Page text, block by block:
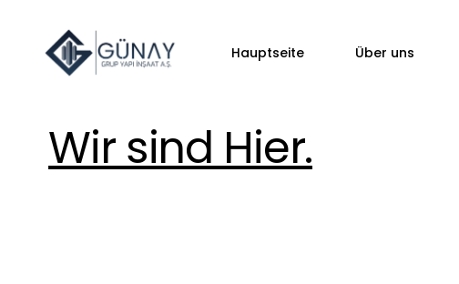
Hauptseite Über uns
Wir sind Hier.